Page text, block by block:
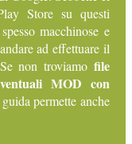
Store su questi
macchinose e
ad effettuare il
non troviamo file
MOD con
permette anche